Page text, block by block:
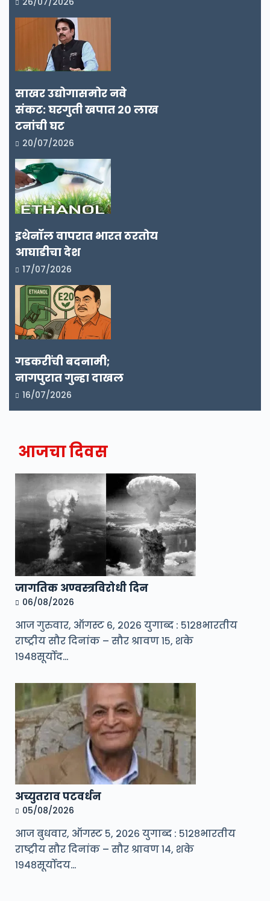
साखर उद्योगासमोर नवे
संकट: घरगुती खपात २० लाख
टनांची घट
20/07/2026
इथेनॉल वापरात भारत ठरतोय
आघाडीचा देश
17/07/2026
गडकरींची बदनामी;
नागपुरात गुन्हा दाखल
16/07/2026
आजचा दिवस
जागतिक अण्वस्त्रविरोधी दिन
06/08/2026
आज गुरुवार, ऑगस्ट ६, २०२६ युगाब्द : ५१२८भारतीय
राष्ट्रीय सौर दिनांक – सौर श्रावण १५, शके
१९४८सूर्योद…
अच्युतराव पटवर्धन
05/08/2026
आज बुधवार, ऑगस्ट ५, २०२६ युगाब्द : ५१२८भारतीय
राष्ट्रीय सौर दिनांक – सौर श्रावण १४, शके
१९४८सूर्योदय…